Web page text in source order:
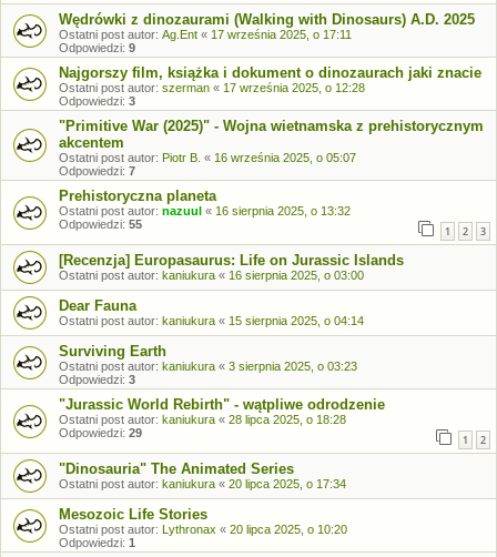
Wędrówki z dinozaurami (Walking with Dinosaurs) A.D. 2025
Ostatni post autor: Ag.Ent « 17 września 2025, o 17:11
Odpowiedzi: 9
Najgorszy film, książka i dokument o dinozaurach jaki znacie
Ostatni post autor: szerman « 17 września 2025, o 12:28
Odpowiedzi: 3
"Primitive War (2025)" - Wojna wietnamska z prehistorycznym
akcentem
Ostatni post autor: Piotr B. « 16 września 2025, o 05:07
Odpowiedzi: 7
Prehistoryczna planeta
Ostatni post autor: nazuul « 16 sierpnia 2025, o 13:32
Odpowiedzi: 55 1 2 3
[Recenzja] Europasaurus: Life on Jurassic Islands
Ostatni post autor: kaniukura « 16 sierpnia 2025, o 03:00
Dear Fauna
Ostatni post autor: kaniukura « 15 sierpnia 2025, o 04:14
Surviving Earth
Ostatni post autor: kaniukura « 3 sierpnia 2025, o 03:23
Odpowiedzi: 3
"Jurassic World Rebirth" - wątpliwe odrodzenie
Ostatni post autor: kaniukura « 28 lipca 2025, o 18:28
Odpowiedzi: 29 1 2
"Dinosauria" The Animated Series
Ostatni post autor: kaniukura « 20 lipca 2025, o 17:34
Mesozoic Life Stories
Ostatni post autor: Lythronax « 20 lipca 2025, o 10:20
Odpowiedzi: 1